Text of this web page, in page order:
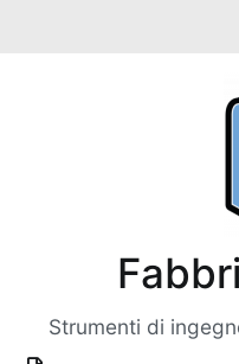
Strumenti di